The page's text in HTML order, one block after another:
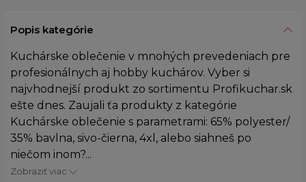
Popis kategórie
Kuchárske oblečenie v mnohých prevedeniach pre
profesionálnych aj hobby kuchárov. Vyber si
najvhodnejší produkt zo sortimentu Profikuchar.sk
ešte dnes. Zaujali ťa produkty z kategórie
Kuchárske oblečenie s parametrami: 65% polyester/
35% bavlna, sivo-čierna, 4xl, alebo siahneš po
niečom inom?...
Zobraziť viac